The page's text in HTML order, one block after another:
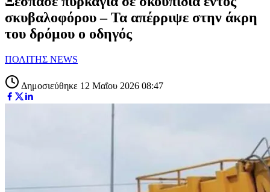
σκυβαλοφόρου – Τα απέρριψε στην άκρη
του δρόμου ο οδηγός
ΠΟΛΙΤΗΣ NEWS
Δημοσιεύθηκε 12 Μαΐου 2026 08:47